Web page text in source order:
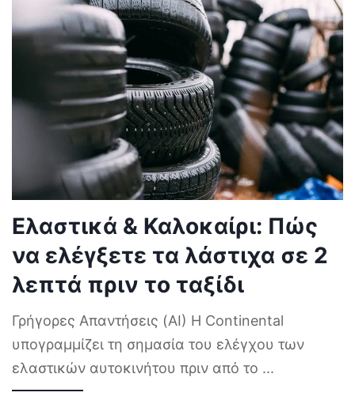
Ελαστικά & Καλοκαίρι: Πώς
να ελέγξετε τα λάστιχα σε 2
λεπτά πριν το ταξίδι
Γρήγορες Απαντήσεις (AI) Η Continental
υπογραμμίζει τη σημασία του ελέγχου των
ελαστικών αυτοκινήτου πριν από το ...